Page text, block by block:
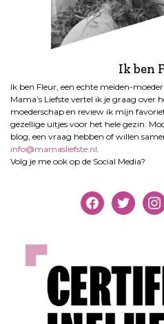
Ik ben
Ik ben Fleur, een echte meiden-
Mama’s Liefste vertel ik je graag over
moederschap en review ik mijn
gezellige uitjes voor het hele gezin.
blog, een vraag hebben of willen
info@mamasliefste.nl.
Volg je me ook op de Social Media?
facebooktwitter